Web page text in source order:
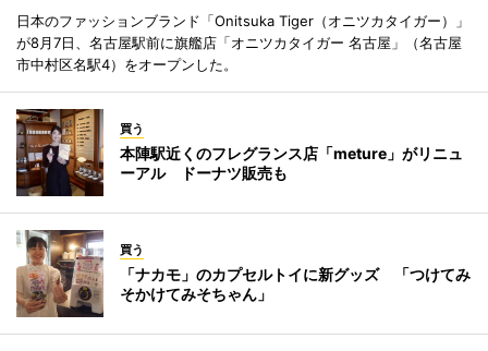
日本のファッションブランド「Onitsuka Tiger（オニツカタイガー）」
が8月7日、名古屋駅前に旗艦店「オニツカタイガー 名古屋」（名古屋
市中村区名駅4）をオープンした。
買う
本陣駅近くのフレグランス店「meture」がリニュ
ーアル ドーナツ販売も
買う
「ナカモ」のカプセルトイに新グッズ 「つけてみ
そかけてみそちゃん」